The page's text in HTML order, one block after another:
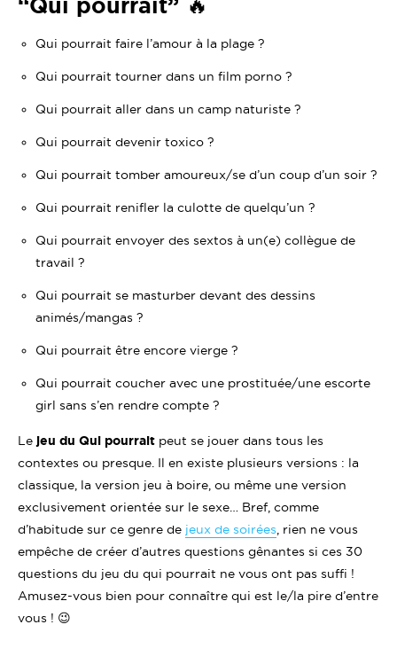
“Qui pourrait” 🔥
Qui pourrait faire l’amour à la plage ?
Qui pourrait tourner dans un film porno ?
Qui pourrait aller dans un camp naturiste ?
Qui pourrait devenir toxico ?
Qui pourrait tomber amoureux/se d’un coup d’un soir ?
Qui pourrait renifler la culotte de quelqu’un ?
Qui pourrait envoyer des sextos à un(e) collègue de
travail ?
Qui pourrait se masturber devant des dessins
animés/mangas ?
Qui pourrait être encore vierge ?
Qui pourrait coucher avec une prostituée/une escorte
girl sans s’en rendre compte ?
Le jeu du Qui pourrait peut se jouer dans tous les
contextes ou presque. Il en existe plusieurs versions : la
classique, la version jeu à boire, ou même une version
exclusivement orientée sur le sexe… Bref, comme
d’habitude sur ce genre de jeux de soirées, rien ne vous
empêche de créer d’autres questions gênantes si ces 30
questions du jeu du qui pourrait ne vous ont pas suffi !
Amusez-vous bien pour connaître qui est le/la pire d’entre
vous ! 😉